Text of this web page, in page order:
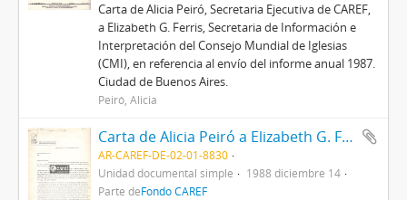
Carta de Alicia Peiró, Secretaria Ejecutiva de CAREF,
a Elizabeth G. Ferris, Secretaria de Información e
Interpretación del Consejo Mundial de Iglesias
(CMI), en referencia al envío del informe anual 1987.
Ciudad de Buenos Aires.
Peiró, Alicia
Carta de Alicia Peiró a Elizabeth G. Ferris
AR-CAREF-DE-02-01-8830
Unidad documental simple
1988 diciembre 14
Parte deFondo CAREF